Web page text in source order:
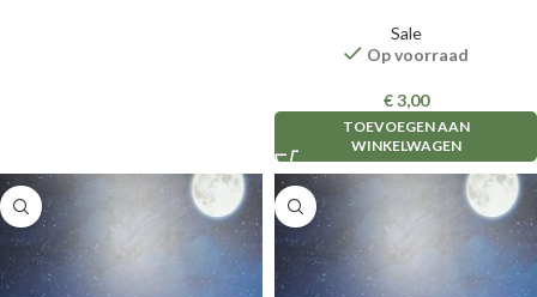
Sale
Op voorraad
€3,00
TOEVOEGEN AAN
WINKELWAGEN